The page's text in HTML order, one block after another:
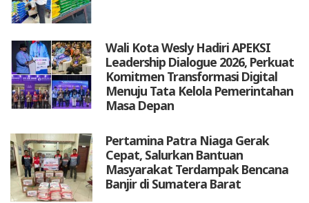
Wali Kota Wesly Hadiri APEKSI
Leadership Dialogue 2026, Perkuat
Komitmen Transformasi Digital
Menuju Tata Kelola Pemerintahan
Masa Depan
Pertamina Patra Niaga Gerak
Cepat, Salurkan Bantuan
Masyarakat Terdampak Bencana
Banjir di Sumatera Barat